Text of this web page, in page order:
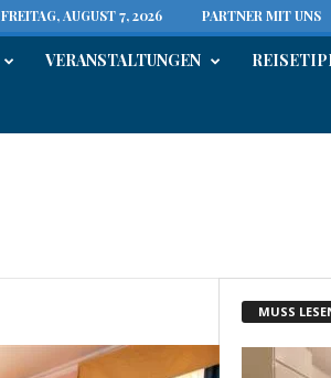
FREITAG, AUGUST 7, 2026 PARTNER MIT UNS
VERANSTALTUNGEN
MUSS